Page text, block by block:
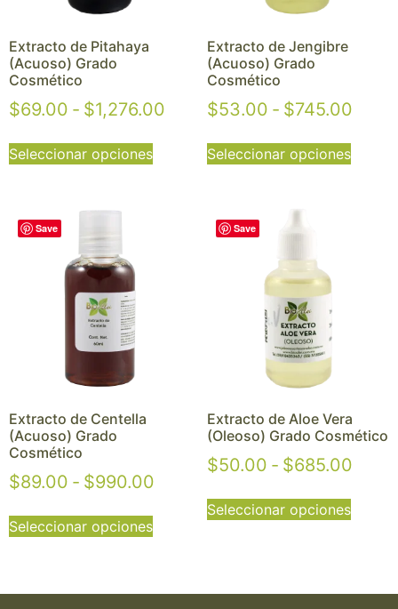
Extracto de Pitahaya
(Acuoso) Grado
Cosmético
$69.00 - $1,276.00
Seleccionar opciones
Extracto de Jengibre
(Acuoso) Grado
Cosmético
$53.00 - $745.00
Seleccionar opciones
Save
Extracto de Centella
(Acuoso) Grado
Cosmético
$89.00 - $990.00
Seleccionar opciones
Save
Extracto de Aloe Vera
(Oleoso) Grado Cosmético
$50.00 - $685.00
Seleccionar opciones